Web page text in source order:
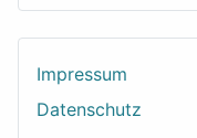
Impressum
Datenschutz